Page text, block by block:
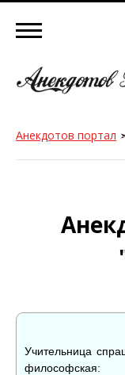
Анекдотов портал
Учительница
философская: